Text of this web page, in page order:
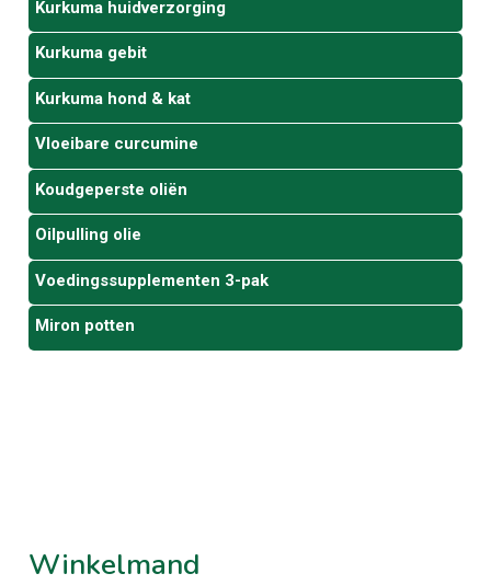
Kurkuma huidverzorging
Kurkuma gebit
Kurkuma hond & kat
Vloeibare curcumine
Koudgeperste oliën
Oilpulling olie
Voedingssupplementen 3-pak
Miron potten
Winkelmand